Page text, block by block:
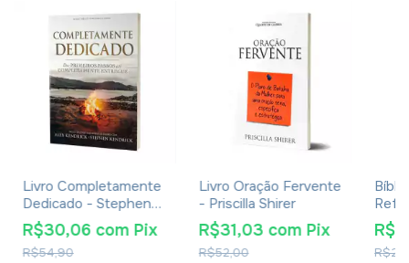
Livro Completamente
Dedicado - Stephen
Kendrick e Alex
Kendrick
R$54,90
R$30,06 com Pix
Livro Oração Fervente
- Priscilla Shirer
R$52,00
R$31,03 com Pix